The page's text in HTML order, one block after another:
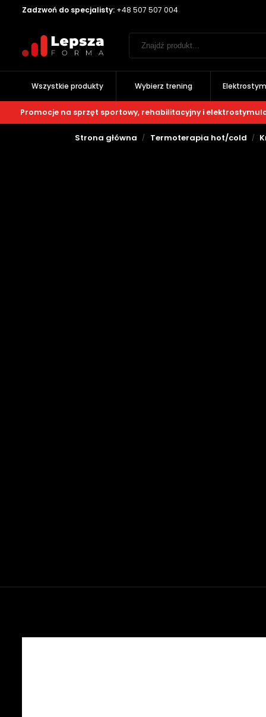
Zadzwoń do specjalisty:+48 507 507 004
Wszystkie produkty Wybierz trening
Promocje na sprzęt sportowy, rehabilitacyjny i
Strona główna / Termoterapia hot/cold /